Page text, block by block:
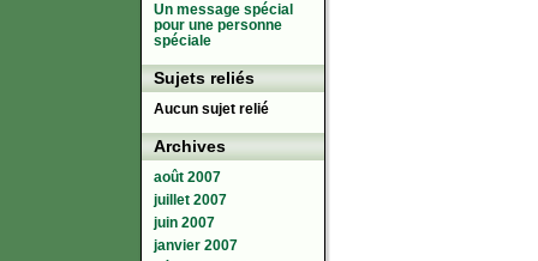
Un message spécial
pour une personne
spéciale
Sujets reliés
Aucun sujet relié
Archives
août 2007
juillet 2007
juin 2007
janvier 2007